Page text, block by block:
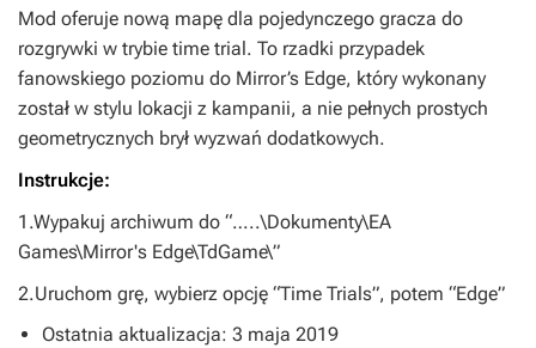
Mod oferuje nową mapę dla pojedynczego gracza do
rozgrywki w trybie time trial. To rzadki przypadek
fanowskiego poziomu do Mirror’s Edge, który wykonany
został w stylu lokacji z kampanii, a nie pełnych prostych
geometrycznych brył wyzwań dodatkowych.
Instrukcje:
1.Wypakuj archiwum do “…..\Dokumenty\EA
Games\Mirror's Edge\TdGame\”
2.Uruchom grę, wybierz opcję “Time Trials”, potem “Edge”
Ostatnia aktualizacja: 3 maja 2019